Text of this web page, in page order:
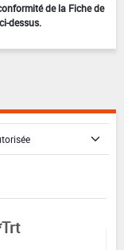
de la Fiche de
dessus.